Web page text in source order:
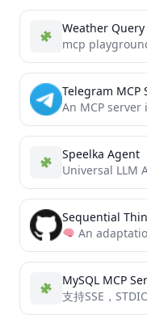
Weather
mcp
Telegram MCP
Speelka Agent
Universal LLM
Sequential
An adaptation of the MCP
MySQL MCP